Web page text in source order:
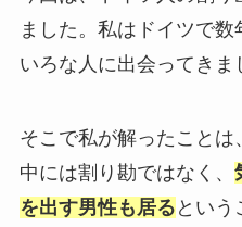
ました。私はドイツで
いろな人に出会ってきま
そこで私が解ったこと
中には割り勘ではなく、
を出す男性も居る という